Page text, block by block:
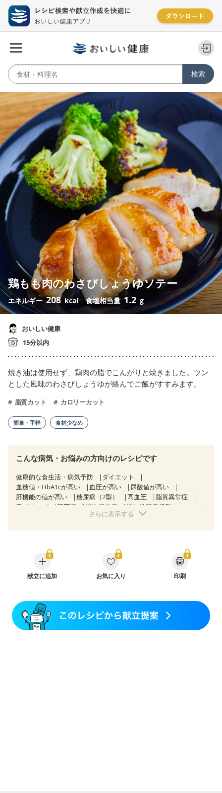
鶏もも肉のわさびしょうゆソテー
エネルギー 208 kcal 食塩相当量 1.2 g
おいしい健康
15分以内
焼き油は使用せず、鶏肉の脂でこんがりと焼きました。ツン
とした風味のわさびしょうゆが絡んでご飯がすすみます。
脂質カット カロリーカット
簡単・手軽 食材少なめ
こんな病気・お悩みの方向けのレシピです
健康的な食生活・病気予防
ダイエット
血糖値・HbA1cが高い
血圧が高い
尿酸値が高い
肝機能の値が高い
糖尿病（2型） 高血圧
脂質異常症
胃ポリープ
胆石症 慢性便秘症
過敏性腸症候群（IBS）
糖尿病性腎症（第３期）
飲み込みにくい
産後（ミルク）
骨粗しょう症
関節リウマチ
フレイル（年齢に合わせた体作り）
低栄養予防
ニキビ・肌荒れ 更年期
さらに表示する
献立に追加 お気に入り 印刷